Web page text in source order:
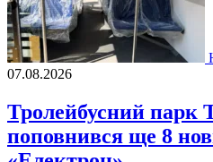
07.08.2026
Тролейбусний парк
поповнився ще 8